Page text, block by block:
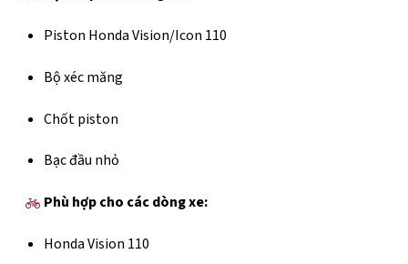
Piston Honda Vision/Icon 110
Bộ xéc măng
Chốt piston
Bạc đầu nhỏ
Phù hợp cho các dòng xe:
Honda Vision 110